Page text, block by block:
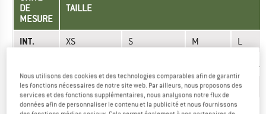
DE
MESURE
TAILLE
INT. XS S M L
152/
US 6 8 10 12
Âge 6 8 10
Nous utilisons des cookies et des technologies comparables afin de garantir
les fonctions nécessaires de notre site web. Par ailleurs, nous proposons des
services et des fonctions supplémentaires, nous analysons notre flux de
données afin de personnaliser le contenu et la publicité et nous fournissons